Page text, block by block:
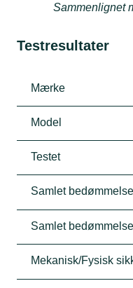
Sammenlignet
Testresultater
Mærke
Model
Testet
Samlet bedømmelse
Samlet
Mekanisk/Fysisk